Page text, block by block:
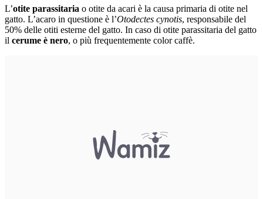
L’otite parassitaria o otite da acari è la causa primaria di otite nel
gatto. L’acaro in questione è l’Otodectes cynotis, responsabile del
50% delle otiti esterne del gatto. In caso di otite parassitaria del gatto
il cerume è nero, o più frequentemente color caffè.